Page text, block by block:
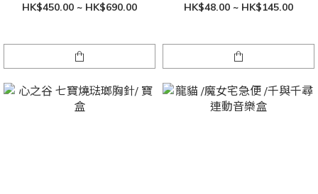
HK$450.00 ~ HK$690.00 HK$48.00 ~ HK$145.00